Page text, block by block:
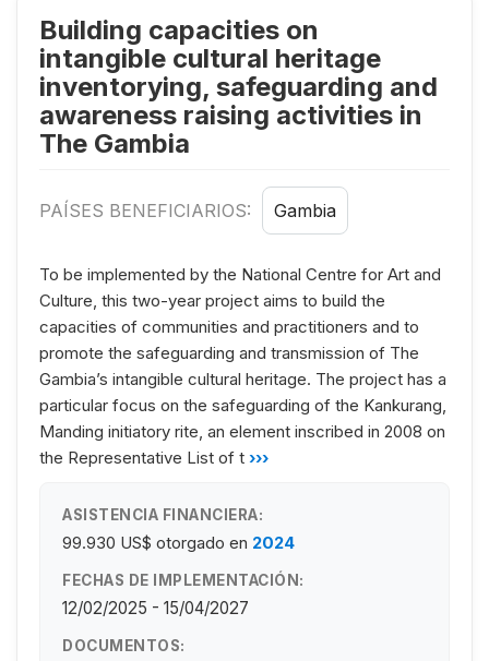
Building capacities on
intangible cultural heritage
inventorying, safeguarding and
awareness raising activities in
The Gambia
PAÍSES BENEFICIARIOS: Gambia
To be implemented by the National Centre for Art and
Culture, this two-year project aims to build the
capacities of communities and practitioners and to
promote the safeguarding and transmission of The
Gambia’s intangible cultural heritage. The project has a
particular focus on the safeguarding of the Kankurang,
Manding initiatory rite, an element inscribed in 2008 on
the Representative List of t ›››
ASISTENCIA FINANCIERA:
99.930 US$ otorgado en 2024
FECHAS DE IMPLEMENTACIÓN:
12/02/2025 - 15/04/2027
DOCUMENTOS: